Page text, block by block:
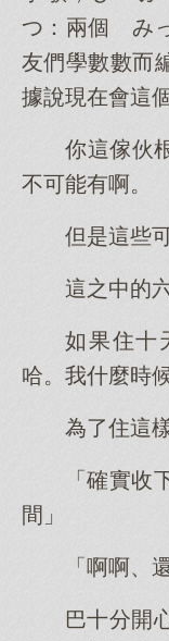
つ：兩個 み
友們學數數而
據說現在會這
你這傢伙
不可能有啊。
但是這些
這之中的
如果住十
哈。我什麼時
為了住這
「確實收
間」
「啊啊、
巴十分開